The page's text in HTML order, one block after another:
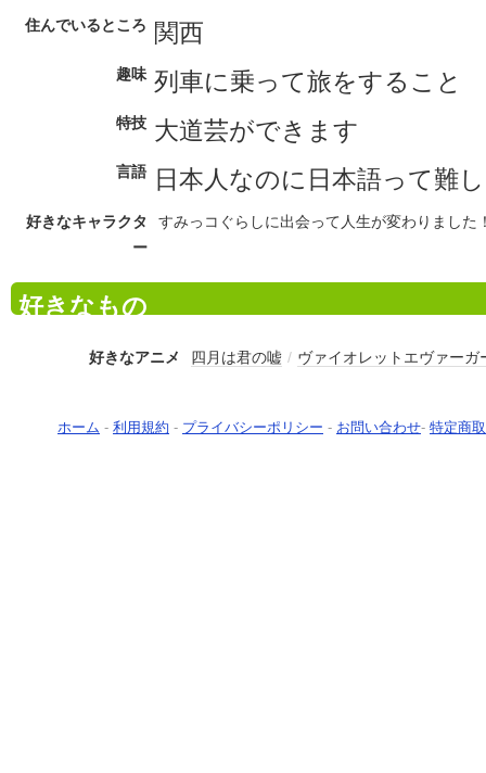
住んでいるところ 関西
趣味 列車に乗って旅をすること
特技 大道芸ができます
言語 日本人なのに日本語って難
好きなキャラクタ
ー
すみっコぐらしに出会って人生が変わりました
好きなもの
好きなアニメ 四月は君の嘘 / ヴァイオレットエヴァーガ
ホーム - 利用規約 - プライバシーポリシー - お問い合わせ- 特定商